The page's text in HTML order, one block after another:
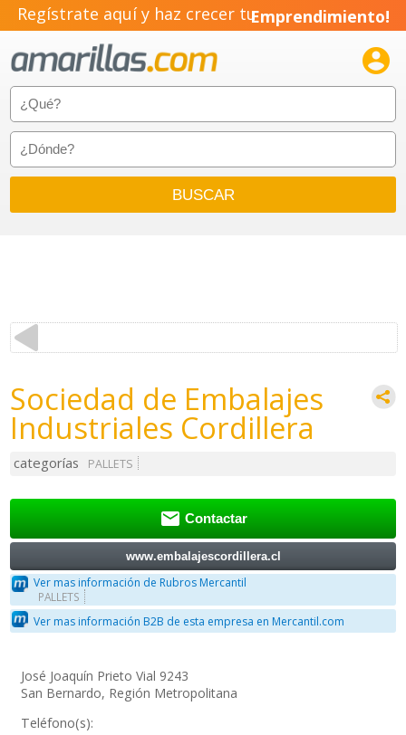
Regístrate aquí y haz crecer tuEmprendimiento!

Sociedad de Embalajes
Industriales Cordillera
categorías PALLETS
 Contactar
www.embalajescordillera.cl
Ver mas información de Rubros Mercantil
PALLETS
Ver mas información B2B de esta empresa en Mercantil.com
José Joaquín Prieto Vial 9243
San Bernardo, Región Metropolitana
Teléfono(s):